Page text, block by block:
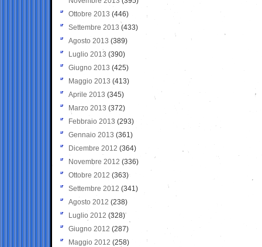
Ottobre 2013 (446)
Settembre 2013 (433)
Agosto 2013 (389)
Luglio 2013 (390)
Giugno 2013 (425)
Maggio 2013 (413)
Aprile 2013 (345)
Marzo 2013 (372)
Febbraio 2013 (293)
Gennaio 2013 (361)
Dicembre 2012 (364)
Novembre 2012 (336)
Ottobre 2012 (363)
Settembre 2012 (341)
Agosto 2012 (238)
Luglio 2012 (328)
Giugno 2012 (287)
Maggio 2012 (258)